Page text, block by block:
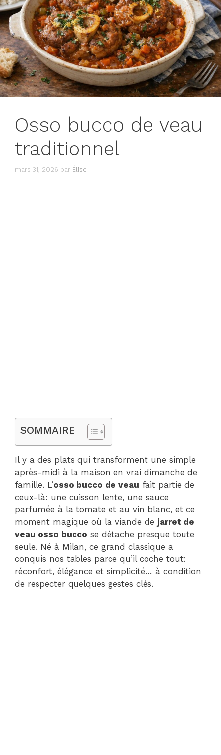
Osso bucco de veau
traditionnel
mars 31, 2026 par Élise
SOMMAIRE
Il y a des plats qui transforment une simple
après-midi à la maison en vrai dimanche de
famille. L’osso bucco de veau fait partie de
ceux-là: une cuisson lente, une sauce
parfumée à la tomate et au vin blanc, et ce
moment magique où la viande de jarret de
veau osso bucco se détache presque toute
seule. Né à Milan, ce grand classique a
conquis nos tables parce qu’il coche tout:
réconfort, élégance et simplicité… à condition
de respecter quelques gestes clés.